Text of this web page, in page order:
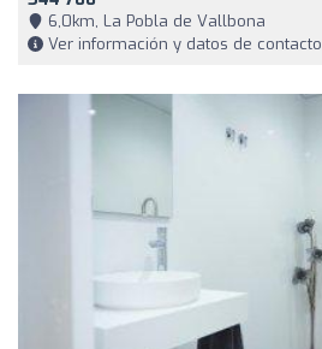
6,0km, La Pobla de Vallbona
Ver información y datos de contacto